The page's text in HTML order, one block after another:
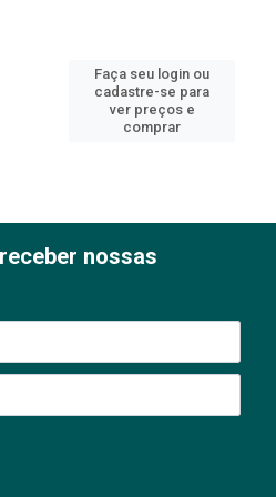
Faça seu login ou
cadastre-se para
ver preços e
comprar
nossas